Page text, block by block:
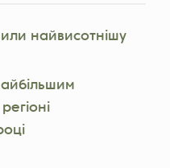
найвисотнішу